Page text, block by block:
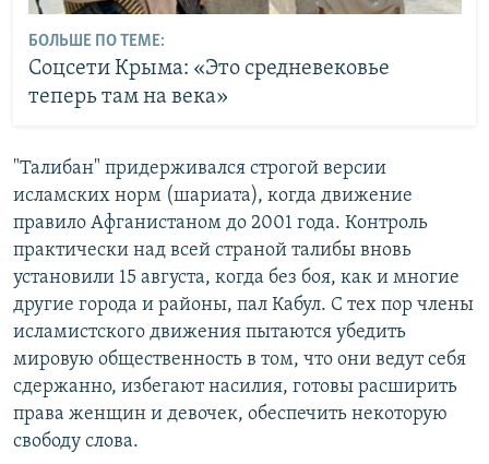
БОЛЬШЕ ПО ТЕМЕ:
Соцсети Крыма: «Это средневековье
теперь там на века»
"Талибан" придерживался строгой версии
исламских норм (шариата), когда движение
правило Афганистаном до 2001 года. Контроль
практически над всей страной талибы вновь
установили 15 августа, когда без боя, как и многие
другие города и районы, пал Кабул. С тех пор члены
исламистского движения пытаются убедить
мировую общественность в том, что они ведут себя
сдержанно, избегают насилия, готовы расширить
права женщин и девочек, обеспечить некоторую
свободу слова.